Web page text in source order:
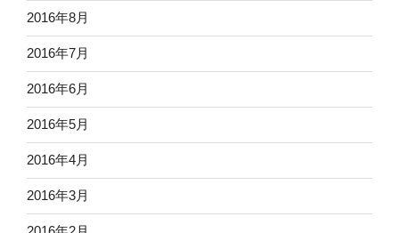
2016年8月
2016年7月
2016年6月
2016年5月
2016年4月
2016年3月